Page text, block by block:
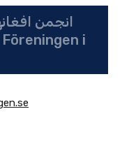
انجمن